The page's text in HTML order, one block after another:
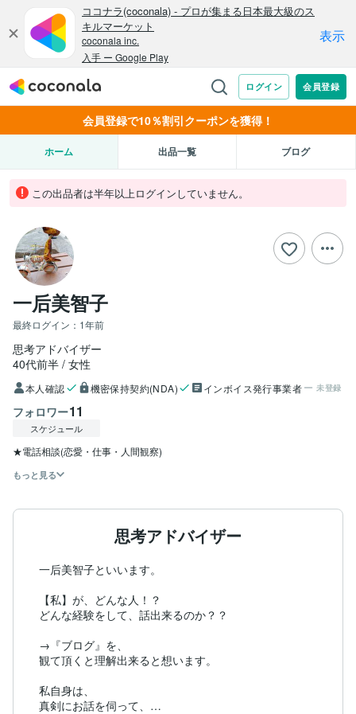
会員登録で10％割引クーポンを獲得！
ホーム 出品一覧 ブログ
この出品者は半年以上ログインしていません。
一后美智子
最終ログイン： 1年前
思考アドバイザー
40代前半 女性
本人確認 機密保持契約(NDA) インボイス発行事業者 未登録
フォロワー11
スケジュール
もっと見る
思考アドバイザー
一后美智子といいます。
【私】が、どんな人！？
どんな経験をして、話出来るのか？？
→『ブログ』を、
観て頂くと理解出来ると想います。
私自身は、
真剣にお話を伺って、